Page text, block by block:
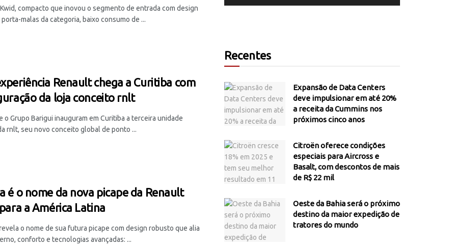
compacto que inovou o segmento de entrada com design
porta-malas da categoria, baixo consumo de ...
Renault chega a Curitiba com
da loja conceito rnlt
o Grupo Barigui inauguram em Curitiba a terceira unidade
rnlt, seu novo conceito global de ponto ...
é o nome da nova picape da Renault
a América Latina
o nome de sua futura picape com design robusto que alia
conforto e tecnologias avançadas: ...
Recentes
Expansão de Data Centers
deve impulsionar em até 20%
a receita da Cummins nos
próximos cinco anos
Citroën oferece condições
especiais para Aircross e
Basalt, com descontos de mais
de R$ 22 mil
Oeste da Bahia será o próximo
destino da maior expedição de
tratores do mundo